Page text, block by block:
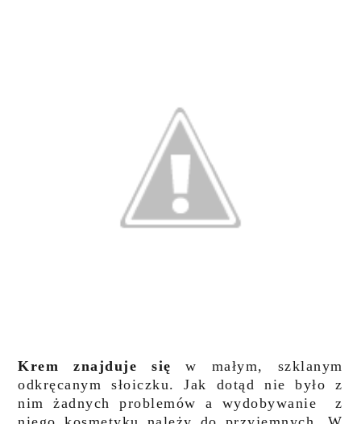
Krem znajduje sięw małym, szklanym
odkręcanym słoiczku. Jak dotąd nie było z
nim żadnych problemów a wydobywanie z